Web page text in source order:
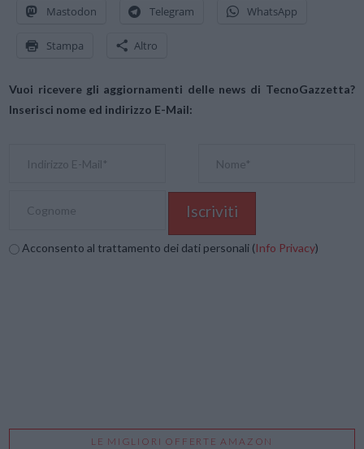
Mastodon Telegram WhatsApp
Stampa Altro
Vuoi ricevere gli aggiornamenti delle news di TecnoGazzetta?
Inserisci nome ed indirizzo E-Mail:
Acconsento al trattamento dei dati personali (Info Privacy)
LE MIGLIORI OFFERTE AMAZON